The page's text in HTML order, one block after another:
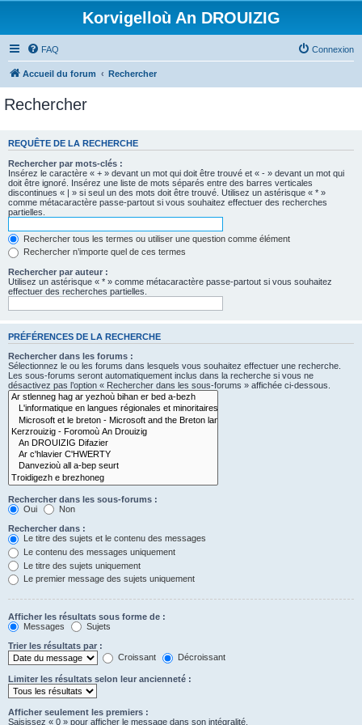
Korvigelloù An DROUIZIG
FAQ Connexion
Accueil du forum Rechercher
Rechercher
REQUÊTE DE LA RECHERCHE
Rechercher par mots-clés :
Insérez le caractère « + » devant un mot qui doit être trouvé et « - » devant un mot qui
doit être ignoré. Insérez une liste de mots séparés entre des barres verticales
discontinues « | » si seul un des mots doit être trouvé. Utilisez un astérisque « * »
comme métacaractère passe-partout si vous souhaitez effectuer des recherches
partielles.
Rechercher tous les termes ou utiliser une question comme élément
Rechercher n’importe quel de ces termes
Rechercher par auteur :
Utilisez un astérisque « * » comme métacaractère passe-partout si vous souhaitez
effectuer des recherches partielles.
PRÉFÉRENCES DE LA RECHERCHE
Rechercher dans les forums :
Sélectionnez le ou les forums dans lesquels vous souhaitez effectuer une recherche.
Les sous-forums seront automatiquement inclus dans la recherche si vous ne
désactivez pas l’option « Rechercher dans les sous-forums » affichée ci-dessous.
Rechercher dans les sous-forums :
Oui
Non
Rechercher dans :
Le titre des sujets et le contenu des messages
Le contenu des messages uniquement
Le titre des sujets uniquement
Le premier message des sujets uniquement
Afficher les résultats sous forme de :
Messages
Sujets
Trier les résultats par :
Croissant
Décroissant
Limiter les résultats selon leur ancienneté :
Afficher seulement les premiers :
Saisissez « 0 » pour afficher le message dans son intégralité.